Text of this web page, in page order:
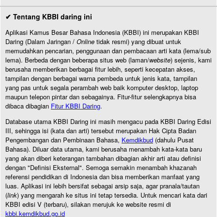
✔ Tentang KBBI daring ini
Aplikasi Kamus Besar Bahasa Indonesia (KBBI) ini merupakan KBBI
Daring (Dalam Jaringan / Online tidak resmi) yang dibuat untuk
memudahkan pencarian, penggunaan dan pembacaan arti kata (lema/sub
lema). Berbeda dengan beberapa situs web (laman/website) sejenis, kami
berusaha memberikan berbagai fitur lebih, seperti kecepatan akses,
tampilan dengan berbagai warna pembeda untuk jenis kata, tampilan
yang pas untuk segala perambah web baik komputer desktop, laptop
maupun telepon pintar dan sebagainya. Fitur-fitur selengkapnya bisa
dibaca dibagian Fitur KBBI Daring.
Database utama KBBI Daring ini masih mengacu pada KBBI Daring Edisi
III, sehingga isi (kata dan arti) tersebut merupakan Hak Cipta Badan
Pengembangan dan Pembinaan Bahasa, Kemdikbud (dahulu Pusat
Bahasa). Diluar data utama, kami berusaha menambah kata-kata baru
yang akan diberi keterangan tambahan dibagian akhir arti atau definisi
dengan "Definisi Eksternal". Semoga semakin menambah khazanah
referensi pendidikan di Indonesia dan bisa memberikan manfaat yang
luas. Aplikasi ini lebih bersifat sebagai arsip saja, agar pranala/tautan
(link) yang mengarah ke situs ini tetap tersedia. Untuk mencari kata dari
KBBI edisi V (terbaru), silakan merujuk ke website resmi di
kbbi.kemdikbud.go.id